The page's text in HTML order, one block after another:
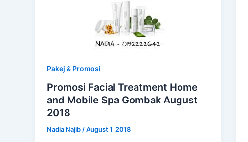
Pakej & Promosi
Promosi Facial Treatment Home
and Mobile Spa Gombak August
2018
Nadia Najib /August 1, 2018